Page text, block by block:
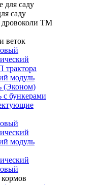
саду
дровоколи ТМ
веток
модуль
(Эконом)
с бункерами
модуль